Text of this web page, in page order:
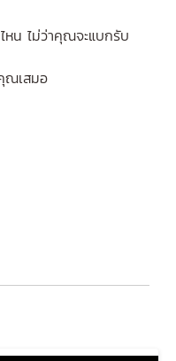
หน ไม่ว่าคุณจะแบกรับ
ณเสมอ